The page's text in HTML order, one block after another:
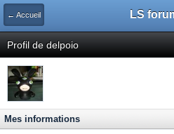
← Accueil LS
Profil de delpoio
Mes informations